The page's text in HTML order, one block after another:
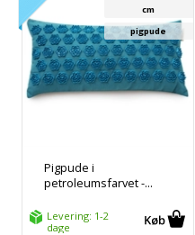
Pigpude i
petroleumsfarvet -...
cm
pigpude
Levering: 1-2
dage